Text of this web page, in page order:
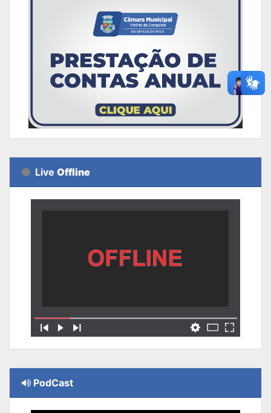
Live Offline
PodCast